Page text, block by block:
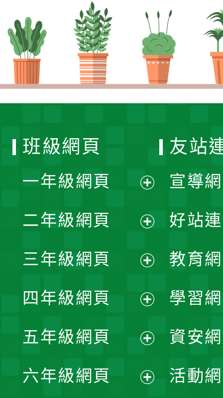
班級網頁
一年級網頁
開
選
單
二年級網頁
開
選
單
三年級網頁
開
選
單
四年級網頁
開
選
五年級網頁
開
六年級網頁
友站
宣導
好站
教育
學習
資安
活動